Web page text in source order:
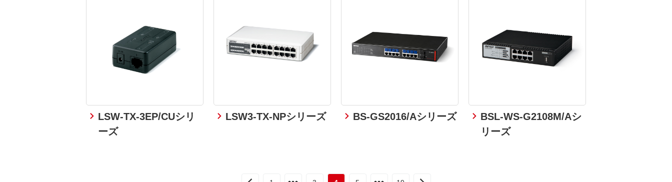
LSW-TX-3EP/CUシリ
ーズ
LSW3-TX-NPシリーズ BS-GS2016/Aシリーズ
BSL-WS-G2108M/Aシ
リーズ